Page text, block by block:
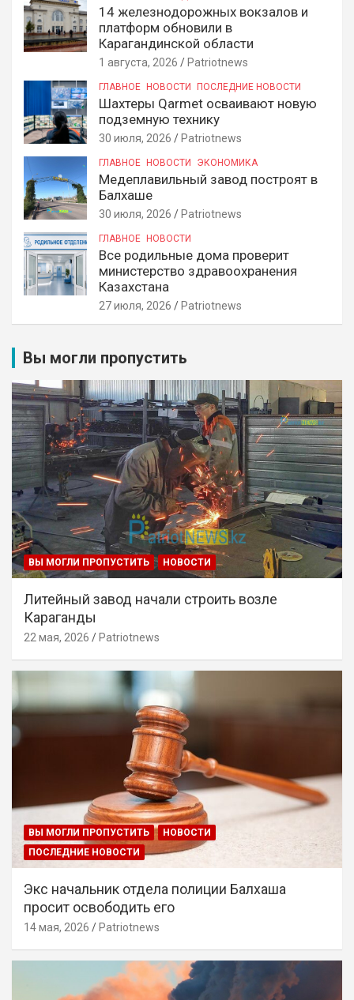
14 железнодорожных вокзалов и
платформ обновили в
Карагандинской области
1 августа, 2026 Patriotnews
ГЛАВНОЕ НОВОСТИ ПОСЛЕДНИЕ НОВОСТИ
Шахтеры Qarmet осваивают новую
подземную технику
30 июля, 2026 Patriotnews
ГЛАВНОЕ НОВОСТИ ЭКОНОМИКА
Медеплавильный завод построят в
Балхаше
30 июля, 2026 Patriotnews
ГЛАВНОЕ НОВОСТИ
Все родильные дома проверит
министерство здравоохранения
Казахстана
27 июля, 2026 Patriotnews
Вы могли пропустить
ВЫ МОГЛИ ПРОПУСТИТЬ НОВОСТИ
Литейный завод начали строить возле
Караганды
22 мая, 2026 Patriotnews
ВЫ МОГЛИ ПРОПУСТИТЬ
НОВОСТИ
ПОСЛЕДНИЕ НОВОСТИ
Экс начальник отдела полиции Балхаша
просит освободить его
14 мая, 2026 Patriotnews